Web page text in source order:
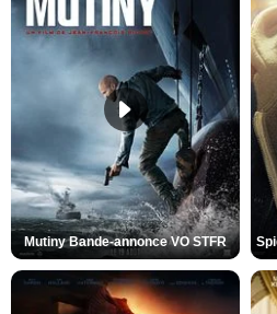
Mutiny Bande-annonce VO STFR